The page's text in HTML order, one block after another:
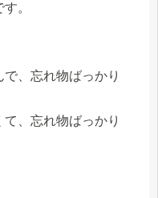
。
、忘れ物ばっかり
て、忘れ物ばっかり